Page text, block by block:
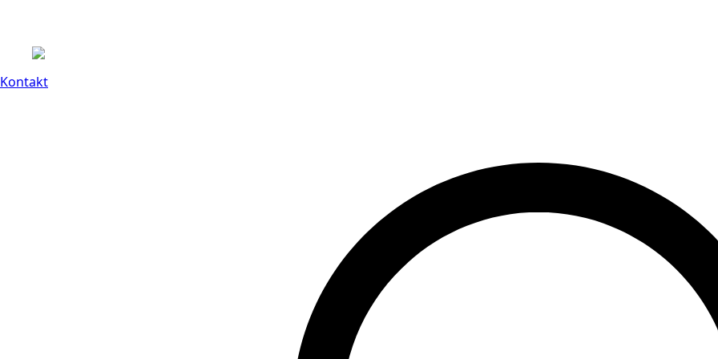
Kontakt